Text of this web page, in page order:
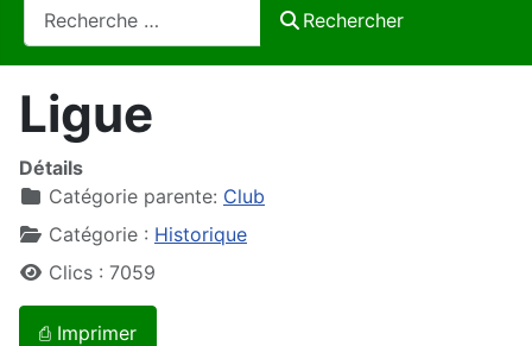
Rechercher
Ligue
Détails
Catégorie parente: Club
Catégorie : Historique
Clics : 7059
⎙ Imprimer